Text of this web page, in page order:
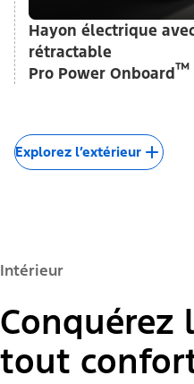
Hayon électrique
rétractable
Pro Power Onboard™
Explorez l’extérieur
Intérieur
Conquérez
tout